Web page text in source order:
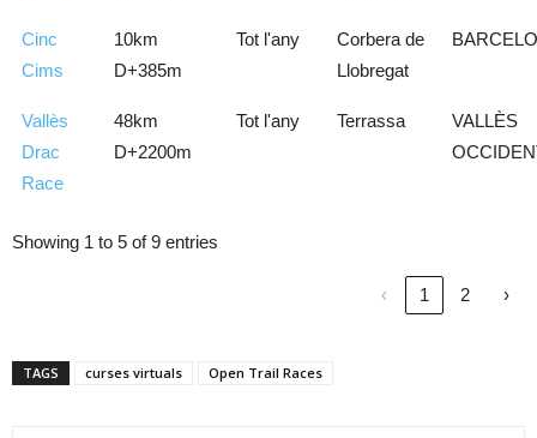
Cinc
Cims
10km
D+385m
Tot l'any
Corbera de
Llobregat
Vallès
Drac
Race
48km
D+2200m
Tot l'any Terrassa
VALLÈS
Showing 1 to 5 of 9 entries
‹ 1 2 ›
TAGS curses virtuals Open Trail Races